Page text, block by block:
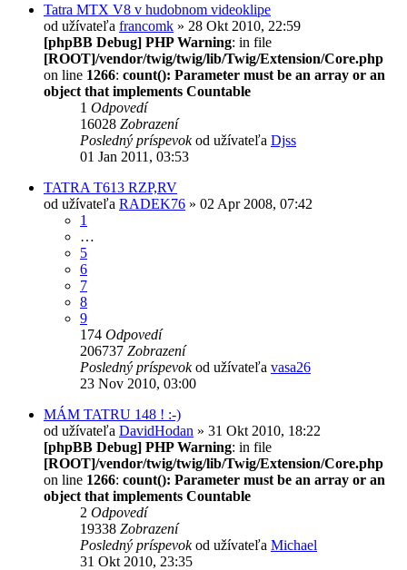
Tatra MTX V8 v hudobnom videoklipe
od užívateľa francomk » 28 Okt 2010, 22:59
[phpBB Debug] PHP Warning: in file
[ROOT]/vendor/twig/twig/lib/Twig/Extension/Core.php
on line 1266: count(): Parameter must be an array or an
object that implements Countable
1 Odpovedí
16028 Zobrazení
Posledný príspevokod užívateľa Djss
01 Jan 2011, 03:53
TATRA T613 RZP,RV
od užívateľa RADEK76 » 02 Apr 2008, 07:42
1
…
5
6
7
8
9
174 Odpovedí
206737 Zobrazení
Posledný príspevokod užívateľa vasa26
23 Nov 2010, 03:00
MÁM TATRU 148 ! :-)
od užívateľa DavidHodan » 31 Okt 2010, 18:22
[phpBB Debug] PHP Warning: in file
[ROOT]/vendor/twig/twig/lib/Twig/Extension/Core.php
on line 1266: count(): Parameter must be an array or an
object that implements Countable
2 Odpovedí
19338 Zobrazení
Posledný príspevokod užívateľa Michael
31 Okt 2010, 23:35